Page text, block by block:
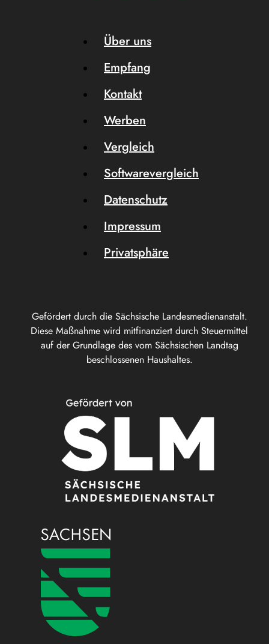
Gefördert durch die Sächsische Landesmedienanstalt.
Diese Maßnahme wird mitfinanziert durch Steuermittel
auf der Grundlage des vom Sächsischen Landtag
beschlossenen Haushaltes.
Über uns
Empfang
Kontakt
Werben
Vergleich
Softwarevergleich
Datenschutz
Impressum
Privatsphäre